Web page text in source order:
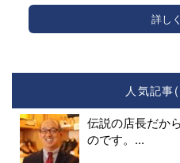
詳し
人気記事
伝説の店長だか
のです。...